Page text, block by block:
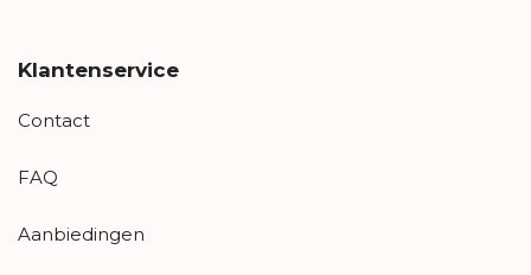
Klantenservice
Contact
FAQ
Aanbiedingen